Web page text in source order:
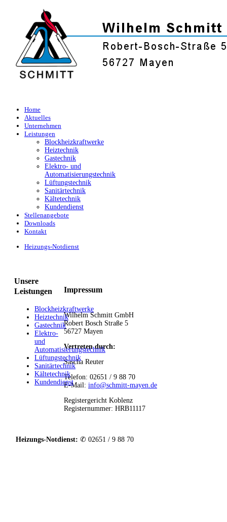
Home
Aktuelles
Unternehmen
Leistungen
Blockheizkraftwerke
Heiztechnik
Gastechnik
Elektro- und
Automatisierungstechnik
Lüftungstechnik
Sanitärtechnik
Kältetechnik
Kundendienst
Stellenangebote
Downloads
Kontakt
Heizungs-Notdienst
Impressum
Wilhelm Schmitt GmbH
Robert Bosch Straße 5
56727 Mayen
Vertreten durch:
Sascha Reuter
Telefon: 02651 / 9 88 70
E-Mail: info@schmitt-mayen.de
Registergericht Koblenz
Registernummer: HRB11117
Unsere
Leistungen
Blockheizkraftwerke
Heiztechnik
Gastechnik
Elektro-
und
Automatisierungstechnik
Lüftungstechnik
Sanitärtechnik
Kältetechnik
Kundendienst
Heizungs-Notdienst: ✆ 02651 / 9 88 70